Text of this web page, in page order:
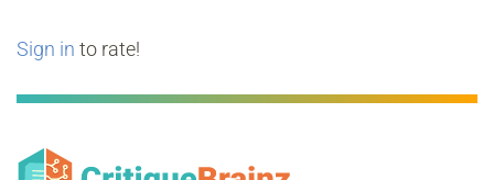
Sign in to rate!